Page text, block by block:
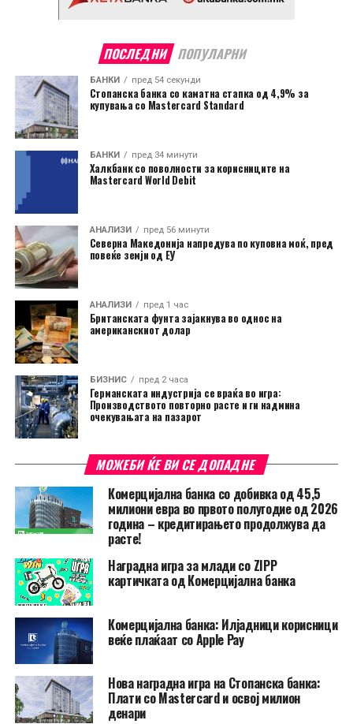
ПОСЛЕДНИ ПОПУЛАРНИ
БАНКИ пред 54 секунди
Стопанска банка со каматна стапка од 4,9% за
купувања со Mastercard Standard
БАНКИ пред 34 минути
Халкбанк со поволности за корисниците на
Mastercard World Debit
АНАЛИЗИ пред 56 минути
Северна Македонија напредува по куповна моќ, пред
повеќе земји од ЕУ
АНАЛИЗИ пред 1 час
Британската фунта зајакнува во однос на
американскиот долар
БИЗНИС пред 2 часа
Германската индустрија се враќа во игра:
Производството повторно расте и ги надмина
очекувањата на пазарот
МОЖЕБИ ЌЕ ВИ СЕ ДОПАДНЕ
Комерцијална банка со добивка од 45,5
милиони евра во првото полугодие од 2026
година – кредитирањето продолжува да
расте!
Наградна игра за млади со ZIPP
картичката од Комерцијална банка
Комерцијална банка: Илјадници корисници
веќе плаќаат со Apple Pay
Нова наградна игра на Стопанска банка:
Плати со Mastercard и освој милион
денари